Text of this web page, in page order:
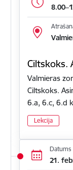
Ciltskoks.
Valmieras
Ciltskoks.
6.a, 6.c, 6.d
Lekcija
Datums
21.